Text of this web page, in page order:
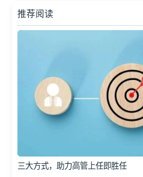
推荐阅读
三大方式，助力高管上任即胜任